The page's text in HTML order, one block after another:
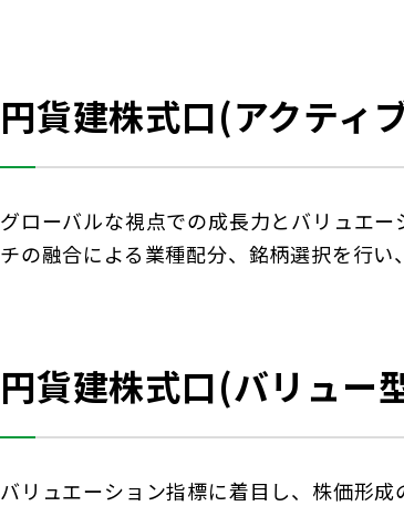
円貨建株式口(アクティ
グローバルな視点での成長力とバリュエ
チの融合による業種配分、銘柄選択を行い
円貨建株式口(バリュー
バリュエーション指標に着目し、株価形